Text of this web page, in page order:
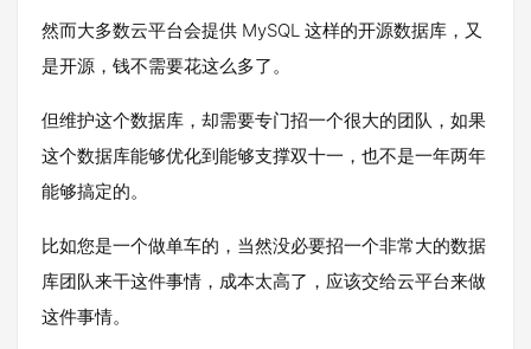
然而大多数云平台会提供 MySQL 这样的开源数据库，又
是开源，钱不需要花这么多了。
但维护这个数据库，却需要专门招一个很大的团队，如果
这个数据库能够优化到能够支撑双十一，也不是一年两年
能够搞定的。
比如您是一个做单车的，当然没必要招一个非常大的数据
库团队来干这件事情，成本太高了，应该交给云平台来做
这件事情。